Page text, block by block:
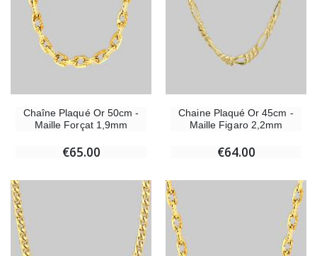
Chaîne Plaqué Or 50cm -
Maille Forçat 1,9mm
€65.00
Chaine Plaqué Or 45cm -
Maille Figaro 2,2mm
€64.00